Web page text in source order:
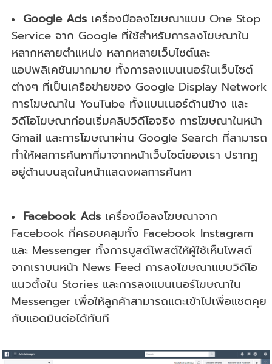
Google Ads เครื่องมือลงโฆษณาแบบ One Stop
Service จาก Google ที่ใช้สำหรับการลงโฆษณาใน
หลากหลายตำแหน่ง หลากหลายเว็บไซต์และ
แอปพลิเคชันมากมาย ทั้งการลงแบนเนอร์ในเว็บไซต์
ต่างๆ ที่เป็นเครือข่ายของ Google Display Network
การโฆษณาใน YouTube ทั้งแบนเนอร์ด้านข้าง และ
วิดีโอโฆษณาก่อนเริ่มคลิปวิดีโอจริง การโฆษณาในหน้า
Gmail และการโฆษณาผ่าน Google Search ที่สามารถ
ทำให้ผลการค้นหาที่มาจากหน้าเว็บไซต์ของเรา ปรากฏ
อยู่ด้านบนสุดในหน้าแสดงผลการค้นหา
Facebook Ads เครื่องมือลงโฆษณาจาก
Facebook ที่ครอบคลุมทั้ง Facebook Instagram
และ Messenger ทั้งการบูสต์โพสต์ให้ผู้ใช้เห็นโพสต์
จากเราบนหน้า News Feed การลงโฆษณาแบบวิดีโอ
แนวตั้งใน Stories และการลงแบนเนอร์โฆษณาใน
Messenger เพื่อให้ลูกค้าสามารถแตะเข้าไปเพื่อแชตคุย
กับแอดมินต่อได้ทันที